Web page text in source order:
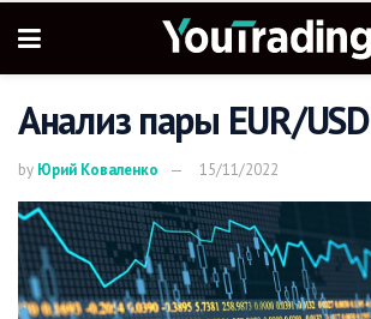
Анализ пары EUR/USD
by Юрий Коваленко 15/11/2022